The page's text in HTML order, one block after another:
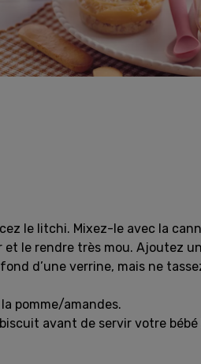
le litchi. Mixez-le avec la
le rendre très mou. Ajoutez un
d’une verrine, mais ne
pomme/amandes.
avant de servir votre bébé